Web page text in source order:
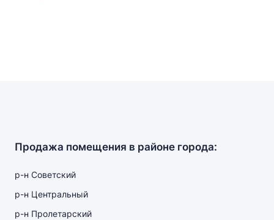
Продажа помещения в районе города:
р-н Советский
р-н Центральный
р-н Пролетарский